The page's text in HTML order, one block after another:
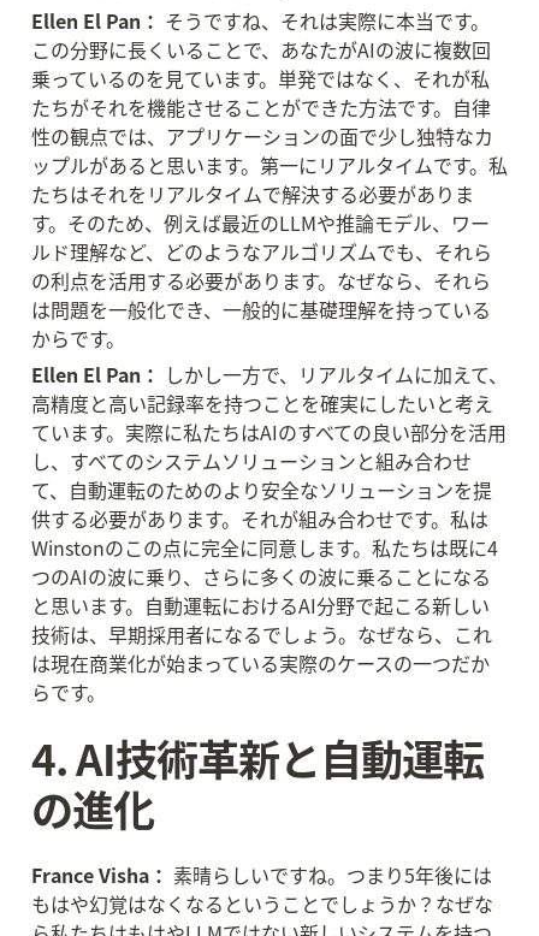
Ellen El Pan： そうですね、それは実際に本当です。
この分野に長くいることで、あなたがAIの波に複数回
乗っているのを見ています。単発ではなく、それが私
たちがそれを機能させることができた方法です。自律
性の観点では、アプリケーションの面で少し独特なカ
ップルがあると思います。第一にリアルタイムです。私
たちはそれをリアルタイムで解決する必要がありま
す。そのため、例えば最近のLLMや推論モデル、ワー
ルド理解など、どのようなアルゴリズムでも、それら
の利点を活用する必要があります。なぜなら、それら
は問題を一般化でき、一般的に基礎理解を持っている
からです。
Ellen El Pan： しかし一方で、リアルタイムに加えて、
高精度と高い記録率を持つことを確実にしたいと考え
ています。実際に私たちはAIのすべての良い部分を活用
し、すべてのシステムソリューションと組み合わせ
て、自動運転のためのより安全なソリューションを提
供する必要があります。それが組み合わせです。私は
Winstonのこの点に完全に同意します。私たちは既に4
つのAIの波に乗り、さらに多くの波に乗ることになる
と思います。自動運転におけるAI分野で起こる新しい
技術は、早期採用者になるでしょう。なぜなら、これ
は現在商業化が始まっている実際のケースの一つだか
らです。
4. AI技術革新と自動運転
の進化
France Visha： 素晴らしいですね。つまり5年後には
もはや幻覚はなくなるということでしょうか？なぜな